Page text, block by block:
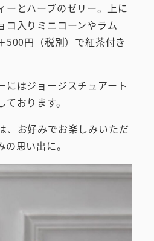
ーとハーブのゼリー。上に
コ入りミニコーンやラム
500円（税別）で紅茶付き
はジョージスチュアート
おります。
お好みでお楽しみいただ
思い出に。